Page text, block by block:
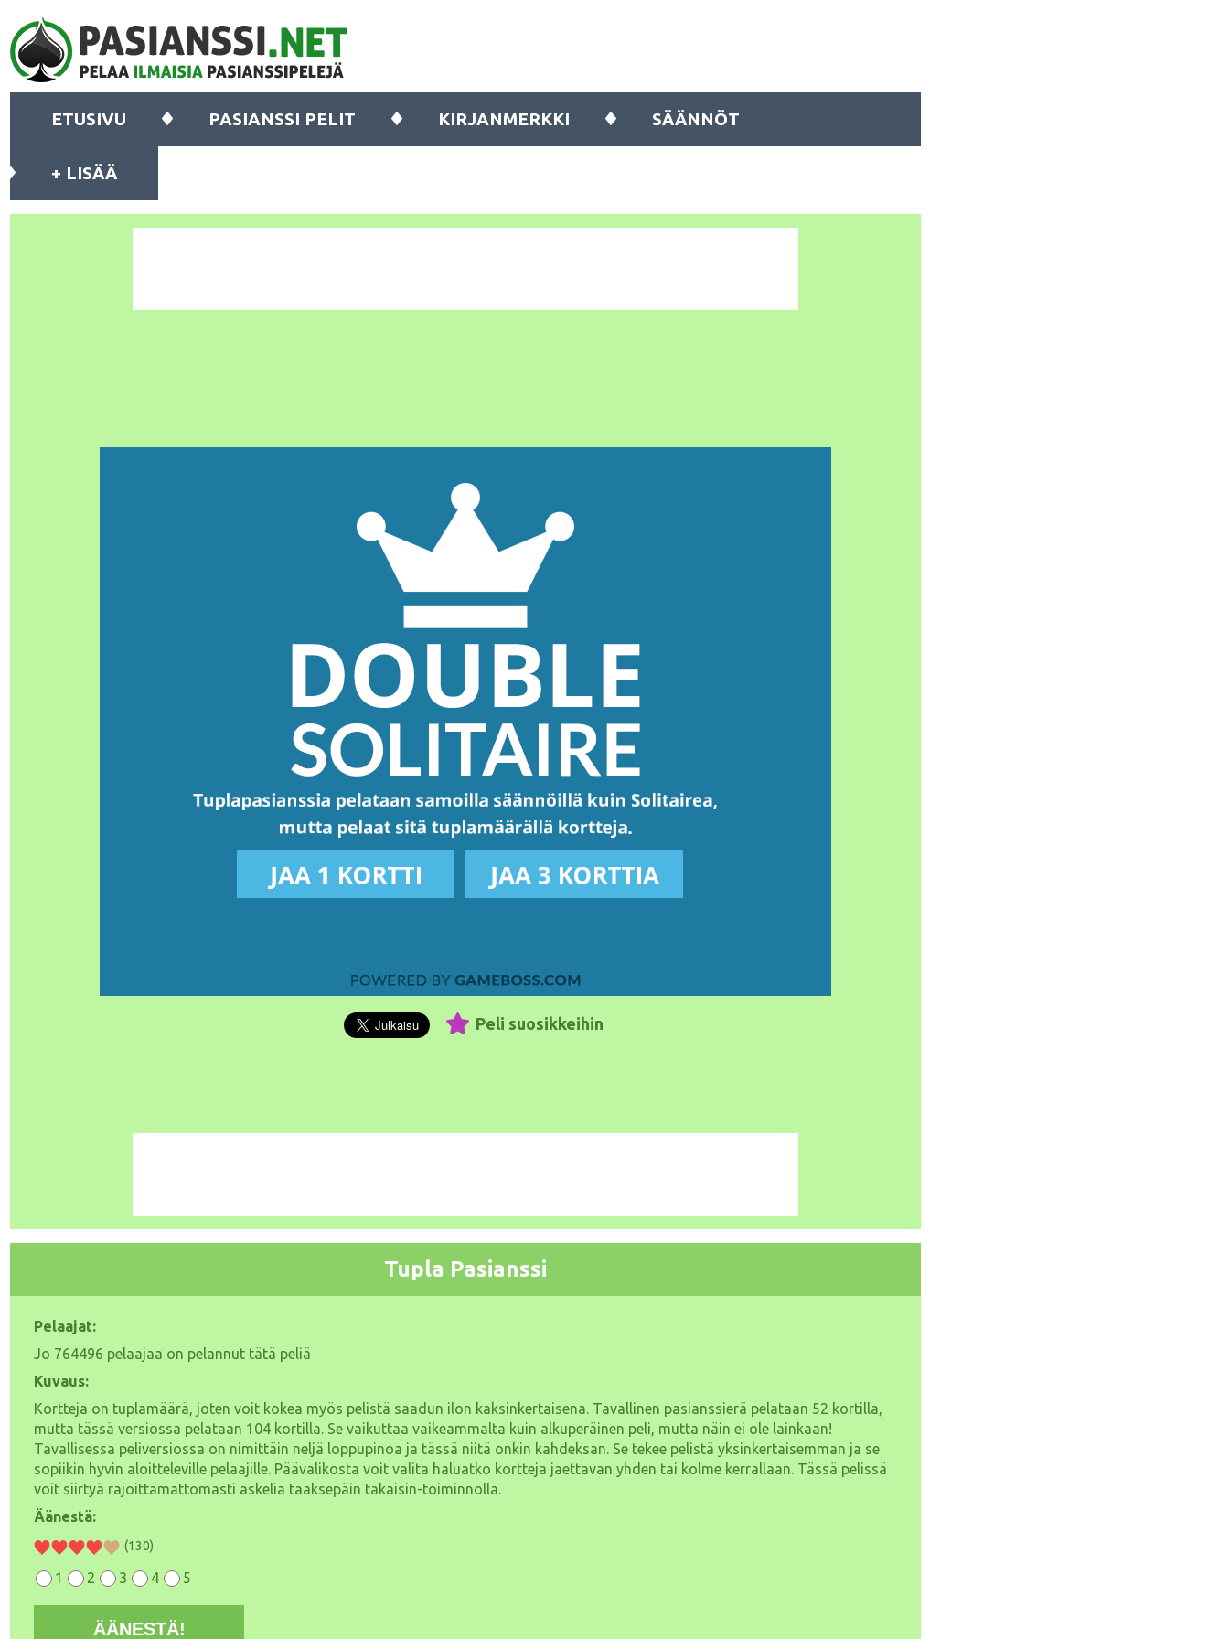
ETUSIVU PASIANSSI PELIT KIRJANMERKKI SÄÄNNÖT
+ LISÄÄ
Peli suosikkeihin
Tupla Pasianssi
Pelaajat:
Jo 764496 pelaajaa on pelannut tätä peliä
Kuvaus:
Kortteja on tuplamäärä, joten voit kokea myös pelistä saadun ilon kaksinkertaisena. Tavallinen pasianssierä pelataan 52 kortilla,
mutta tässä versiossa pelataan 104 kortilla. Se vaikuttaa vaikeammalta kuin alkuperäinen peli, mutta näin ei ole lainkaan!
Tavallisessa peliversiossa on nimittäin neljä loppupinoa ja tässä niitä onkin kahdeksan. Se tekee pelistä yksinkertaisemman ja se
sopiikin hyvin aloitteleville pelaajille. Päävalikosta voit valita haluatko kortteja jaettavan yhden tai kolme kerrallaan. Tässä pelissä
voit siirtyä rajoittamattomasti askelia taaksepäin takaisin-toiminnolla.
Äänestä:
(130)
1 2 3 4 5